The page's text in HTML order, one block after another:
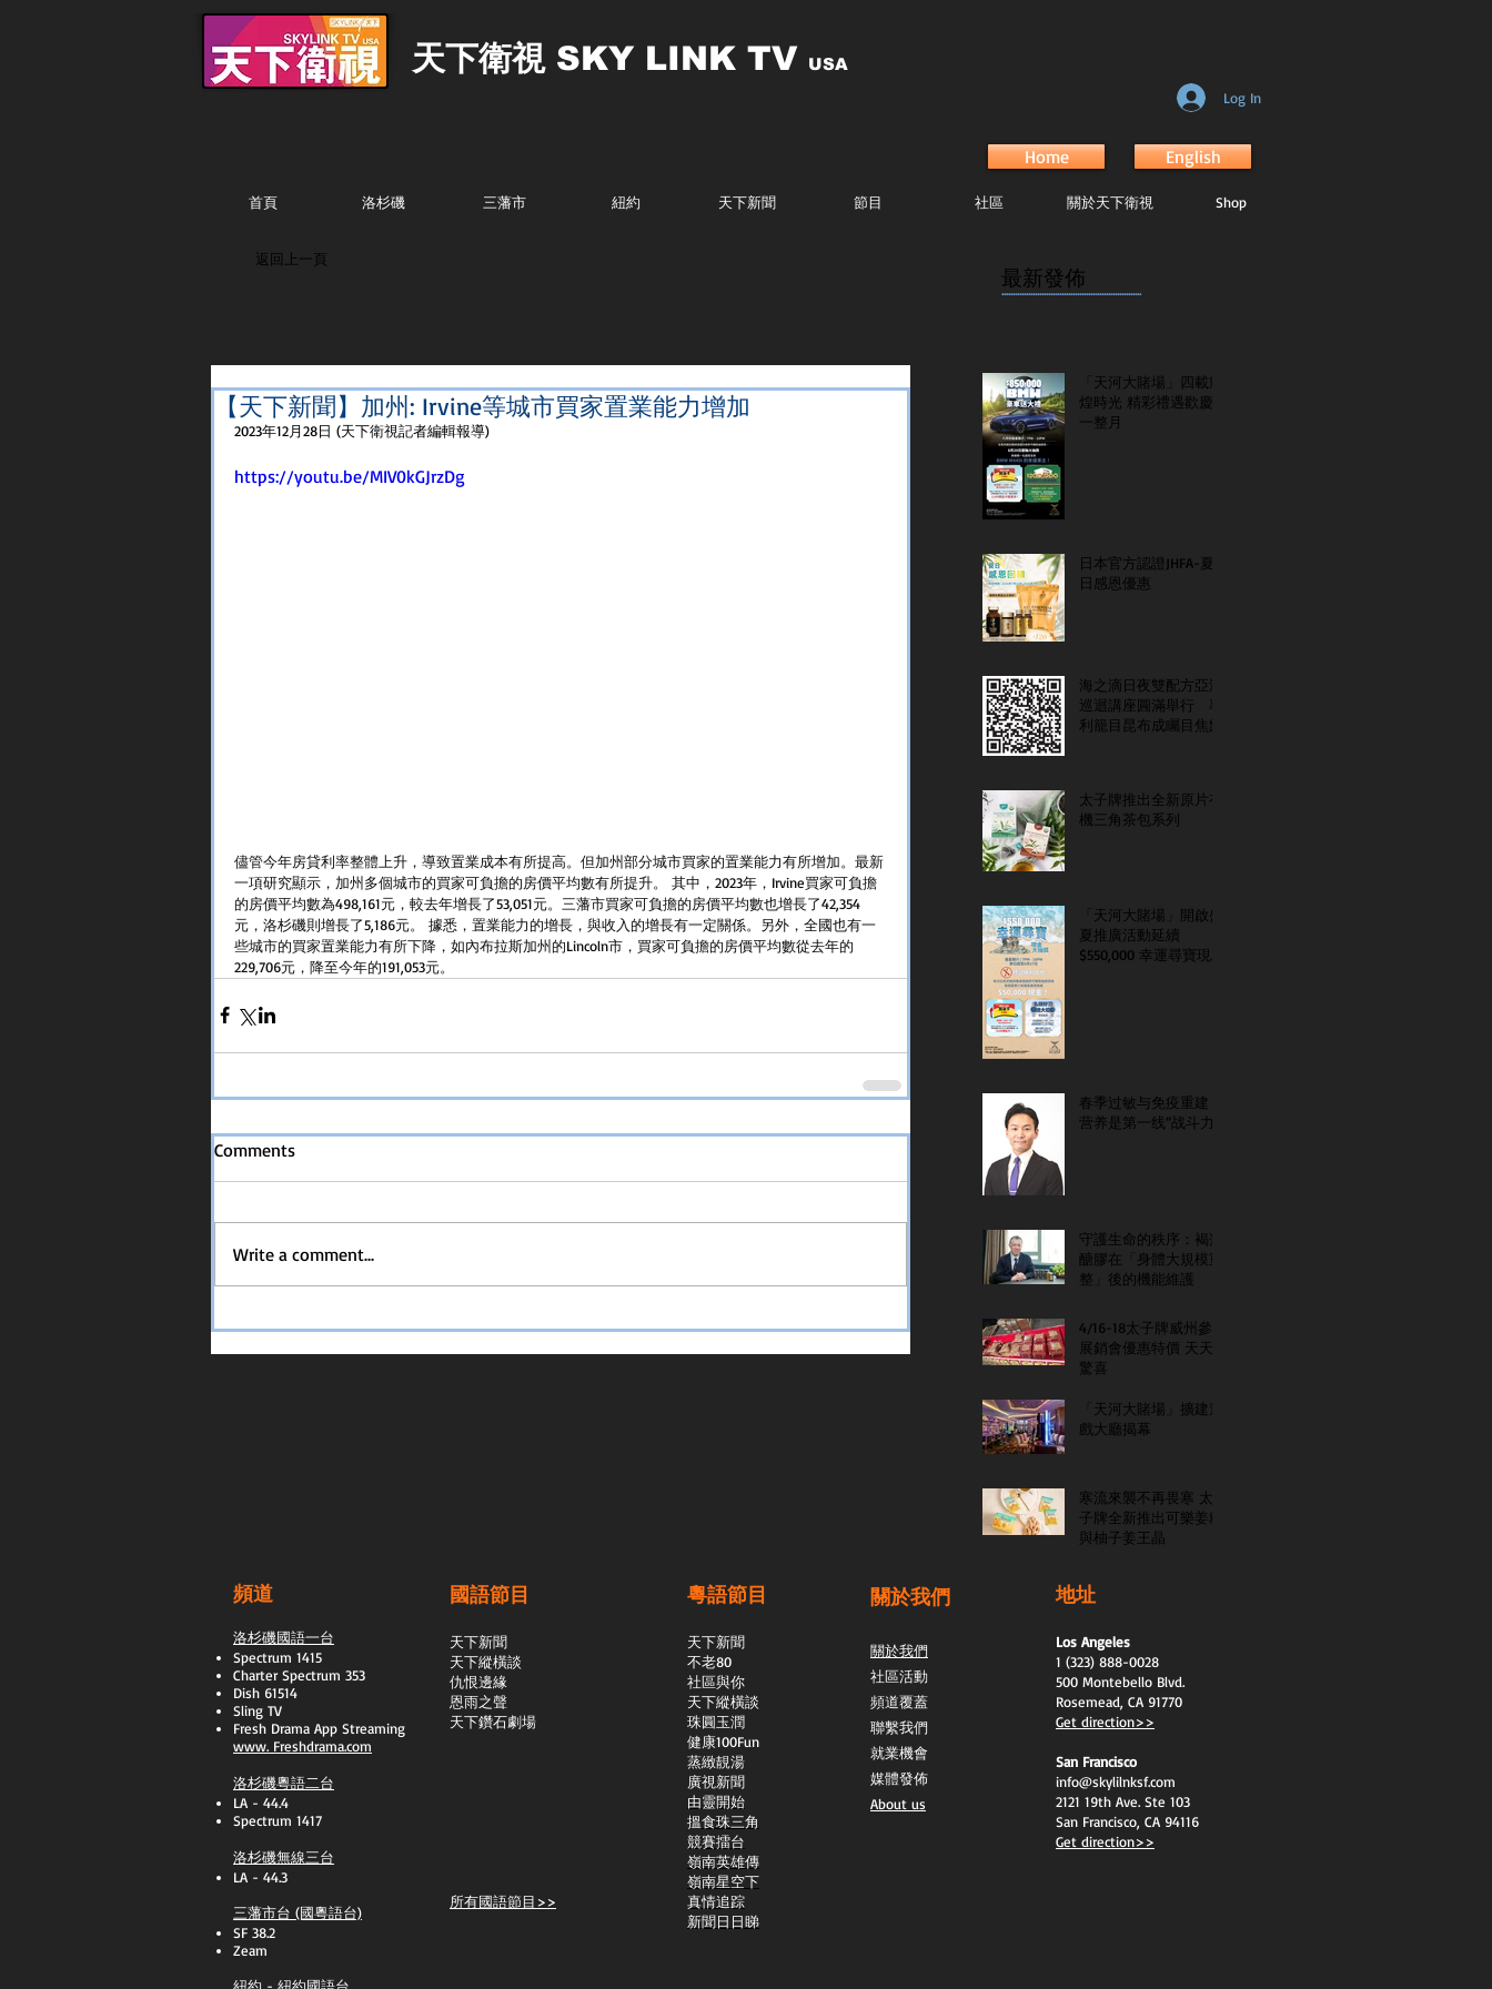
天下衛視SKY LINK TV USA
Log In
Home English
首頁 洛杉磯 三藩市 紐約 天下新聞 節目 社區 關於天下衛視 Shop
返回上一頁
【天下新聞】加州: Irvine等城市買家置業能力增加
2023年12月28日 (天下衛視記者編輯報導)
https://youtu.be/MIV0kGJrzDg
儘管今年房貸利率整體上升，導致置業成本有所提高。但加州部分城市買家的置業能力有所增加。最新
一項研究顯示，加州多個城市的買家可負擔的房價平均數有所提升。 其中，2023年，Irvine買家可負擔
的房價平均數為498,161元，較去年增長了53,051元。三藩市買家可負擔的房價平均數也增長了42,354
元，洛杉磯則增長了5,186元。 據悉，置業能力的增長，與收入的增長有一定關係。另外，全國也有一
些城市的買家置業能力有所下降，如內布拉斯加州的Lincoln市，買家可負擔的房價平均數從去年的
229,706元，降至今年的191,053元。
Comments
Write a comment...
最新發佈
...............................................................
「天河大賭場」四載輝
煌時光 精彩禮遇歡慶
一整月
日本官方認證JHFA-夏
日感恩優惠
海之滴日夜雙配方亞洲
巡迴講座圓滿舉行 專
利籠目昆布成矚目焦點
太子牌推出全新原片有
機三角茶包系列
「天河大賭場」開啟盛
夏推廣活動延續
$550,000 幸運尋寶現金
春季过敏与免疫重建：
营养是第一线“战斗力”
守護生命的秩序：褐藻
醣膠在「身體大規模重
整」後的機能維護
4/16-18太子牌威州參
展銷會優惠特價 天天
驚喜
「天河大賭場」擴建遊
戲大廳揭幕
寒流來襲不再畏寒 太
子牌全新推出可樂姜糖
與柚子姜王晶
頻道
洛杉磯國語一台
Spectrum 1415
Charter Spectrum 353
Dish 61514
Sling TV
​Fresh Drama App Streaming
www. Freshdrama.com
洛杉磯粵語二台
LA - 44.4
Spectrum 1417
洛杉磯無線三台
LA - 44.3
三藩市台 (國粵語台)
SF 38.2
Zeam
國語節目
天下新聞
天下縱橫談
​仇恨邊緣
恩雨之聲
天下鑽石劇場
所有國語節目>>
粵語節目
天下新聞
不老80
社區與你
天下縱橫談
​珠圓玉潤
​健康100Fun
蒸緻靚湯
​廣視新聞
由靈開始
搵食珠三角
競賽擂台
嶺南英雄傳
嶺南星空下
真情追踪
新聞日日睇
關於我們
關於我們
社區活動
頻道覆蓋
聯繫我們
就業機會
媒體發佈
About us
地址
Los Angeles
1 (323) 888-0028
500 Montebello Blvd.
Rosemead, CA 91770
Get direction>>
San Francisco
info@skylilnksf.com
2121 19th Ave. Ste 103
San Francisco, CA 94116
Get direction>>